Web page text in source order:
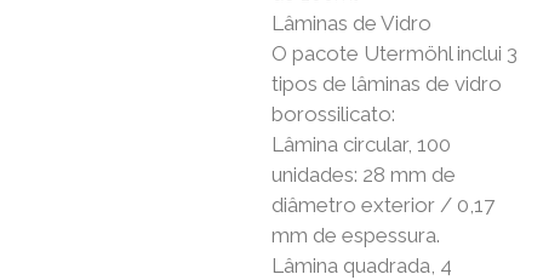
Lâminas de Vidro
O pacote Utermöhl inclui 3
tipos de lâminas de vidro
borossilicato:
Lâmina circular, 100
unidades: 28 mm de
diâmetro exterior / 0,17
mm de espessura.
Lâmina quadrada, 4